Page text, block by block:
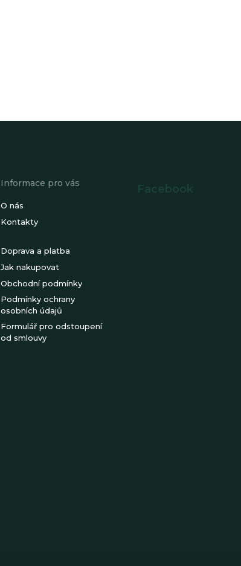
Informace pro vás
O nás
Kontakty
Doprava a platba
Jak nakupovat
Obchodní podmínky
Podmínky ochrany
osobních údajů
Formulář pro odstoupení
od smlouvy
Facebook